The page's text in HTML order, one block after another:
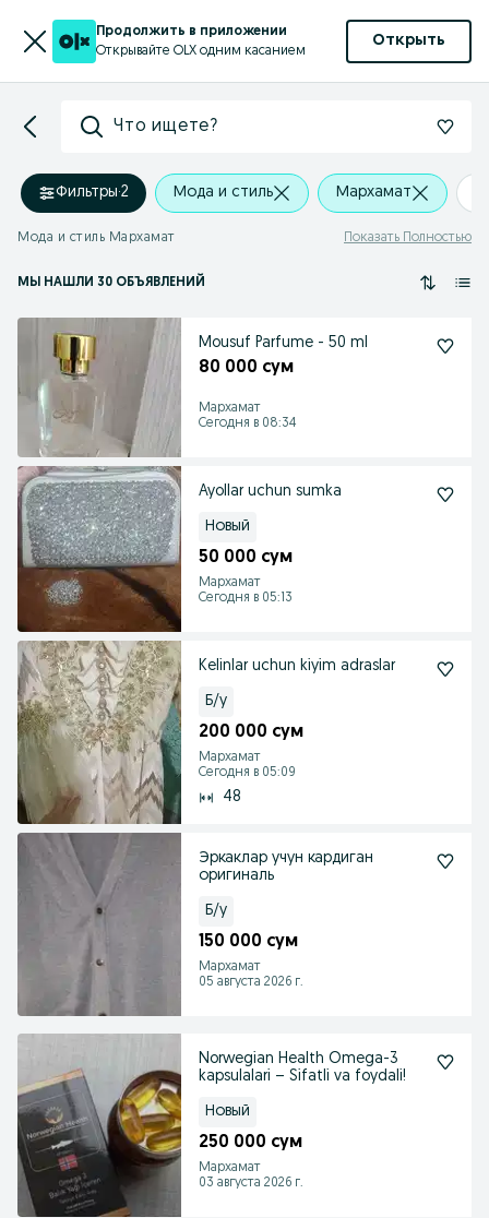
Продолжить в приложении
Открывайте OLX одним касанием
Открыть
Что ищете?
Фильтры·2 Мода и стиль Мархамат
Мода и стиль Мархамат Показать Полностью
МЫ НАШЛИ 30 ОБЪЯВЛЕНИЙ
Mousuf Parfume - 50 ml
80 000 сум
Мархамат
Сегодня в 08:34
Ayollar uchun sumka
Новый
50 000 сум
Мархамат
Сегодня в 05:13
Kelinlar uchun kiyim adraslar
Б/у
200 000 сум
Мархамат
Сегодня в 05:09
48
Эркаклар учун кардиган
оригиналь
Б/у
150 000 сум
Мархамат
05 августа 2026 г.
Norwegian Health Omega-3
kapsulalari – Sifatli va foydali!
Новый
250 000 сум
Мархамат
03 августа 2026 г.